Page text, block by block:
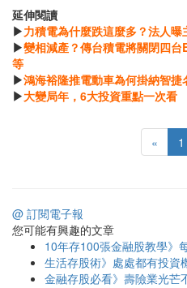
延伸閱讀
▶力積電為什麼跌這麼多？法人曝
▶變相減產？傳台積電將關閉四
等
▶鴻海裕隆推電動車為何掛納智
▶大變局年，6大投資重點一次看
« 1
@ 訂閱電子報
您可能有興趣的文章
10年存100張金融股教學》
生活存股術》處處都有投資
金融存股必看》壽險業光芒